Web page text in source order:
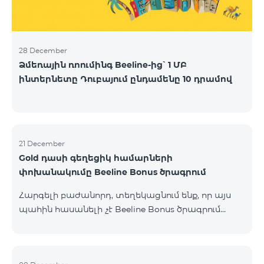
28 December
Ձմեռային ռոումինգ Beeline-ից՝ 1 ՄԲ
ինտերնետը Դուբայում ընդամենը 10 դրամով
21 December
Gold դասի գեղեցիկ համարների
փոխանակումը Beeline Bonus ծրագրում
Հարգելի բաժանորդ, տեղեկացնում ենք, որ այս
պահին հասանելի չէ Beeline Bonus ծրագրում